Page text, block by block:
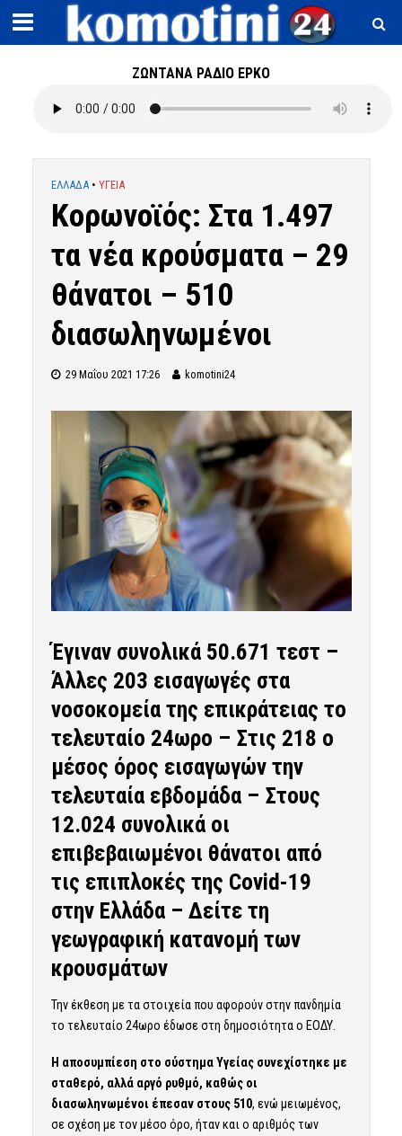
ΖΩΝΤΑΝΑ ΡΑΔΙΟ ΕΡΚΟ
ΕΛΛΑΔΑ • ΥΓΕΙΑ
Κορωνοϊός: Στα 1.497
τα νέα κρούσματα – 29
θάνατοι – 510
διασωληνωμένοι
29 Μαΐου 2021 17:26 komotini24
Έγιναν συνολικά 50.671 τεστ –
Άλλες 203 εισαγωγές στα
νοσοκομεία της επικράτειας το
τελευταίο 24ωρο – Στις 218 ο
μέσος όρος εισαγωγών την
τελευταία εβδομάδα – Στους
12.024 συνολικά οι
επιβεβαιωμένοι θάνατοι από
τις επιπλοκές της Covid-19
στην Ελλάδα – Δείτε τη
γεωγραφική κατανομή των
κρουσμάτων
Την έκθεση με τα στοιχεία που αφορούν στην πανδημία
το τελευταίο 24ωρο έδωσε στη δημοσιότητα ο ΕΟΔΥ.
Η αποσυμπίεση στο σύστημα Υγείας συνεχίστηκε με
σταθερό, αλλά αργό ρυθμό, καθώς οι
διασωληνωμένοι έπεσαν στους 510, ενώ μειωμένος,
σε σχέση με τον μέσο όρο, ήταν και ο αριθμός των